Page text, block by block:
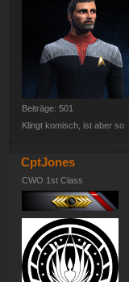
Beiträge: 501
Klingt komisch, ist aber so
CptJones
CWO 1st Class